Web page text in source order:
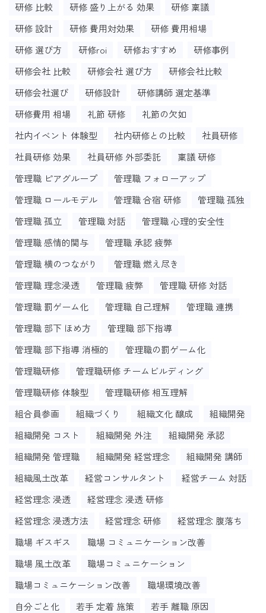
研修 比較
研修 盛り上がる 効果
研修 稟議
研修 設計
研修 費用対効果
研修 費用相場
研修 選び方
研修roi 研修おすすめ
研修事例
研修会社 比較
研修会社 選び方
研修会社比較
研修会社選び
研修設計
研修講師 選定基準
研修費用 相場
礼節 研修
礼節の欠如
社内イベント 体験型
社内研修との比較
社員研修
社員研修 効果
社員研修 外部委託
稟議 研修
管理職 ピアグループ
管理職 フォローアップ
管理職 ロールモデル
管理職 合宿 研修
管理職 孤独
管理職 孤立
管理職 対話
管理職 心理的安全性
管理職 感情的関与
管理職 承認 疲弊
管理職 横のつながり
管理職 燃え尽き
管理職 理念浸透
管理職 疲弊
管理職 研修 対話
管理職 罰ゲーム化
管理職 自己理解
管理職 連携
管理職 部下 ほめ方
管理職 部下指導
管理職 部下指導 消極的
管理職の罰ゲーム化
管理職研修
管理職研修 チームビルディング
管理職研修 体験型
管理職研修 相互理解
組合員参画
組織づくり 組織文化 醸成
組織開発
組織開発 コスト
組織開発 外注
組織開発 承認
組織開発 管理職
組織開発 経営理念
組織開発 講師
組織風土改革
経営コンサルタント
経営チーム 対話
経営理念 浸透
経営理念 浸透 研修
経営理念 浸透方法
経営理念 研修
経営理念 腹落ち
職場 ギスギス
職場 コミュニケーション改善
職場 風土改革
職場コミュニケーション
職場コミュニケーション改善
職場環境改善
自分ごと化
若手 定着 施策
若手 離職 原因